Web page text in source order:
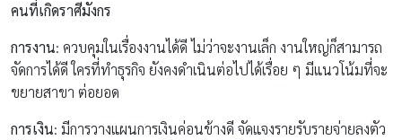
คนที่เกิดราศีมังกร
การงาน: ควบคุมในเรื่องงานได้ดี ไม่ว่าจะงานเล็ก งานใหญ่ก็สามารถ
จัดการได้ดี ใครที่ทำธุรกิจ ยังคงดำเนินต่อไปได้เรื่อย ๆ มีแนวโน้มที่จะ
ขยายสาขา ต่อยอด
การเงิน: มีการวางแผนการเงินค่อนข้างดี จัดแจงรายรับรายจ่ายลงตัว